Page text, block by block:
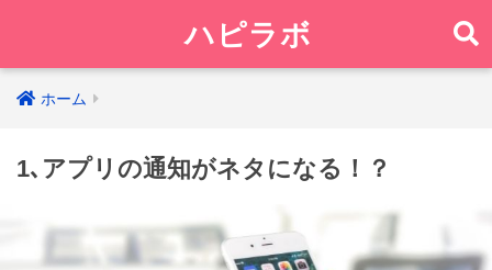
ハピラボ
ホーム
1､アプリの通知がネタになる！？